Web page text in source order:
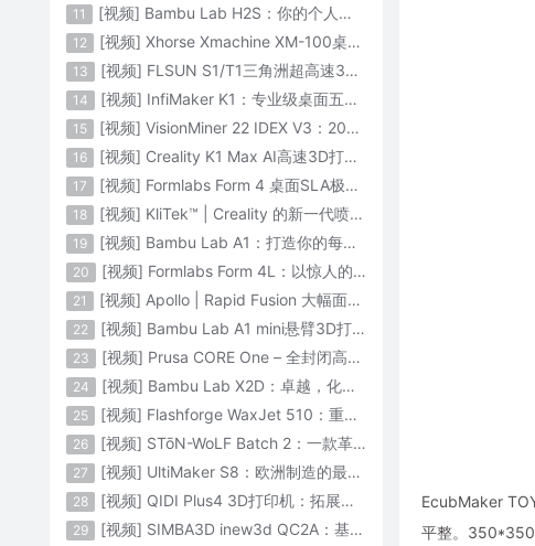
EcubMaker
平整。
11 [视频] Bambu Lab H2S：你的个人智造中心
12 [视频] Xhorse Xmachine XM-100桌面级五轴CNC机床：卓越的精度和效率
13 [视频] FLSUN S1/T1三角洲超高速3D打印机 打印速度1200mm/s
14 [视频] InfiMaker K1：专业级桌面五轴数控机床
15 [视频] VisionMiner 22 IDEX V3：2024年最佳工程材料3D打印机
16 [视频] Creality K1 Max AI高速3D打印机：600mm/s打印速度 史诗般的飞跃
17 [视频] Formlabs Form 4 桌面SLA极速3D打印机 工业级打印质量
18 [视频] KliTek™ | Creality 的新一代喷嘴更换系统
19 [视频] Bambu Lab A1：打造你的每一份热爱
20 [视频] Formlabs Form 4L：以惊人的速度获得工业级部件
21 [视频] Apollo | Rapid Fusion 大幅面颗粒3D打印系统
22 [视频] Bambu Lab A1 mini悬臂3D打印机：让多色打印成为标配
23 [视频] Prusa CORE One – 全封闭高速CoreXY 3D打印机配备主动腔体温度控制
24 [视频] Bambu Lab X2D：卓越，化繁为简！
25 [视频] Flashforge WaxJet 510：重新定义精度 专为K金珠宝铸造而生
26 [视频] STōN-WoLF Batch 2：一款革命性的“飞行龙门架”3D打印机
27 [视频] UltiMaker S8：欧洲制造的最快的桌面双材料专业3D打印机
28 [视频] QIDI Plus4 3D打印机：拓展您的想象力
29 [视频] SIMBA3D inew3d QC2A：基于AI建模的桌面全彩色3D打印机